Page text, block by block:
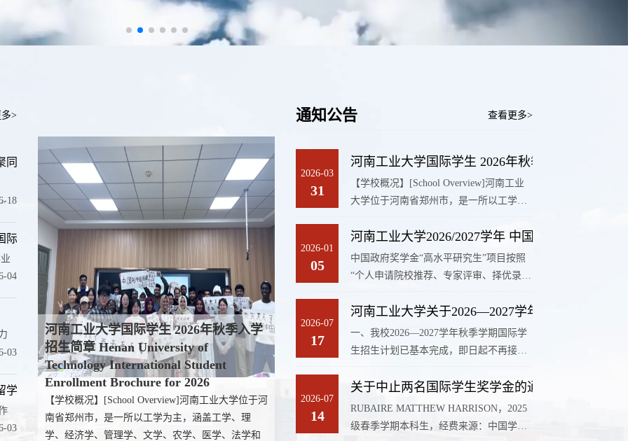
>
同心 ...
18
教育...
04
03
学博士...
03
河南工业大学国际学生 2026年秋季入学
招生简章 Henan University of
Technology International Student
Enrollment Brochure for 2026
【学校概况】[School Overview]河南工业大学位于河
南省郑州市，是一所以工学为主，涵盖工学、理
学、经济学、管理学、文学、农学、医学、法学和
通知公告 查看更多>
2026-03
31
河南工业大学国际学生 2026年秋季入学招生简章
【学校概况】[School Overview]河南工业
大学位于河南省郑州市，是一所以工学为
文学、农学、医学、法学和艺术学等九大
学科门类的多科性大学，是河南省人民政
府与国家粮食局（现国家粮食和物资储备
部高校基础能力建设工程”，河南省特色骨
部“高校学科领域优先发展”规划高校。
Henan University of Technology is ...
2026-01
05
河南工业大学2026/2027学年 中国政府奖学金“高
中国政府奖学金“高水平研究生”项目按照
“个人申请院校推荐、专家评审、择优录
突出专业能力及未来发展潜力的国际学
生。中国政府奖学金申请人可下载附件查
看申请条件、材料和流程并登录留学中国
目申请。河南工业大学将充分发挥学科优
我校研究生学位, 培养高水平国际人才。
一、奖学金内容1.免交学费；2.提供免费校
2026-07
17
河南工业大学关于2026—2027学年秋季国际学生
一、我校2026—2027学年秋季学期国际学
生招生计划已基本完成，即日起不再接收
业的学生，可关注2027年春季学期招生公
告，相关申报安排将在国际教育学院官方
网站统一发布。二、请已收到录取通知书
2026-07
14
关于中止两名国际学生奖学金的通知公告
RUBAIRE MATTHEW HARRISON，2025
级春季学期本科生，经费来源：中国学校